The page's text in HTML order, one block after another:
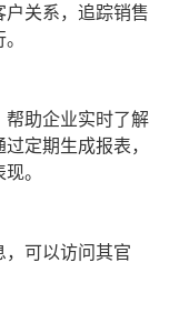
关系，追踪销售
助企业实时了解
定期生成报表，
。
可以访问其官